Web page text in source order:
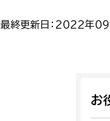
届け出や
支払いを
最終更新日：2022年
お